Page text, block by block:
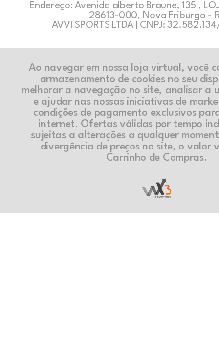
Endereço: Avenida alberto Braune, 135 ,
28613-000, Nova Friburgo -
AVVI SPORTS LTDA | CNPJ:
Ao navegar em nossa loja virtual, você
armazenamento de cookies no seu
melhorar a navegação no site, analisar a
e ajudar nas nossas iniciativas de
condições de pagamento exclusivos
internet. Ofertas válidas por tempo
sujeitas a alterações a qualquer
divergência de preços no site, o valor
Carrinho de Compras.